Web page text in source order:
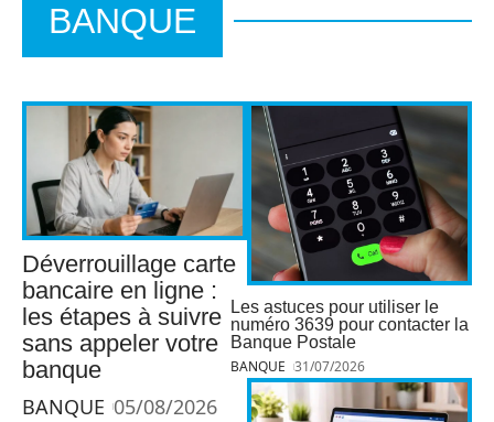
BANQUE
Déverrouillage carte
bancaire en ligne :
les étapes à suivre
sans appeler votre
banque
BANQUE 05/08/2026
Les astuces pour utiliser le
numéro 3639 pour contacter la
Banque Postale
BANQUE 31/07/2026